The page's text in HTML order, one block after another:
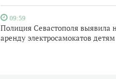
09:59
Полиция Севастополя выявила
аренду электросамокатов детям